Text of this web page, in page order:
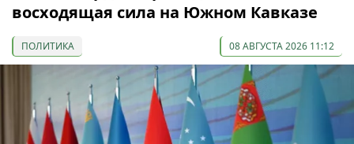
восходящая сила на Южном Кавказе
ПОЛИТИКА 08 АВГУСТА 2026 11:12